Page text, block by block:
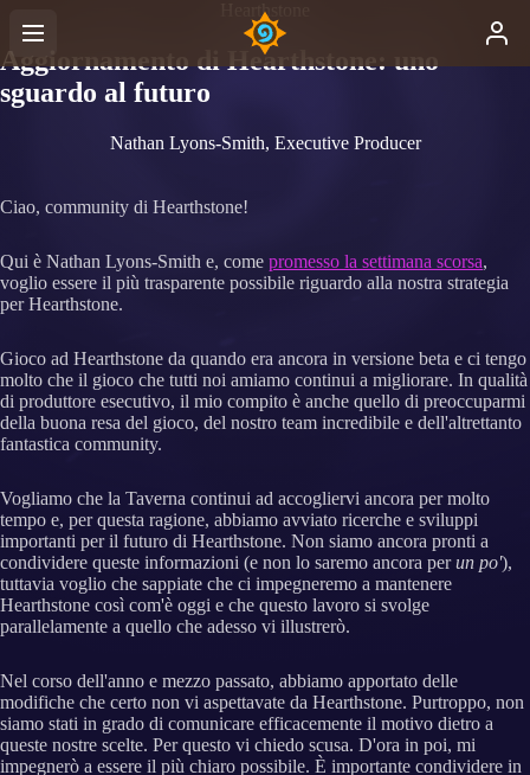
Hearthstone
Aggiornamento di Hearthstone: uno
sguardo al futuro
Nathan Lyons-Smith, Executive Producer
Ciao, community di Hearthstone!
Qui è Nathan Lyons-Smith e, come promesso la settimana scorsa,
voglio essere il più trasparente possibile riguardo alla nostra strategia
per Hearthstone.
Gioco ad Hearthstone da quando era ancora in versione beta e ci tengo
molto che il gioco che tutti noi amiamo continui a migliorare. In qualità
di produttore esecutivo, il mio compito è anche quello di preoccuparmi
della buona resa del gioco, del nostro team incredibile e dell'altrettanto
fantastica community.
Vogliamo che la Taverna continui ad accogliervi ancora per molto
tempo e, per questa ragione, abbiamo avviato ricerche e sviluppi
importanti per il futuro di Hearthstone. Non siamo ancora pronti a
condividere queste informazioni (e non lo saremo ancora perun po'),
tuttavia voglio che sappiate che ci impegneremo a mantenere
Hearthstone così com'è oggi e che questo lavoro si svolge
parallelamente a quello che adesso vi illustrerò.
Nel corso dell'anno e mezzo passato, abbiamo apportato delle
modifiche che certo non vi aspettavate da Hearthstone. Purtroppo, non
siamo stati in grado di comunicare efficacemente il motivo dietro a
queste nostre scelte. Per questo vi chiedo scusa. D'ora in poi, mi
impegnerò a essere il più chiaro possibile. È importante condividere in